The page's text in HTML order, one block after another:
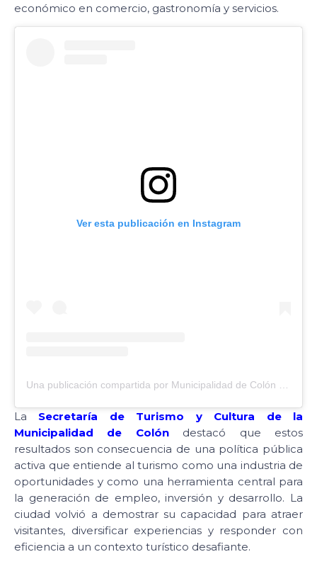
económico en comercio, gastronomía y servicios.
Ver esta publicación en Instagram
La Secretaría de Turismo y Cultura de la
Municipalidad de Colóndestacó que estos
resultados son consecuencia de una política pública
activa que entiende al turismo como una industria de
oportunidades y como una herramienta central para
la generación de empleo, inversión y desarrollo. La
ciudad volvió a demostrar su capacidad para atraer
visitantes, diversificar experiencias y responder con
eficiencia a un contexto turístico desafiante.